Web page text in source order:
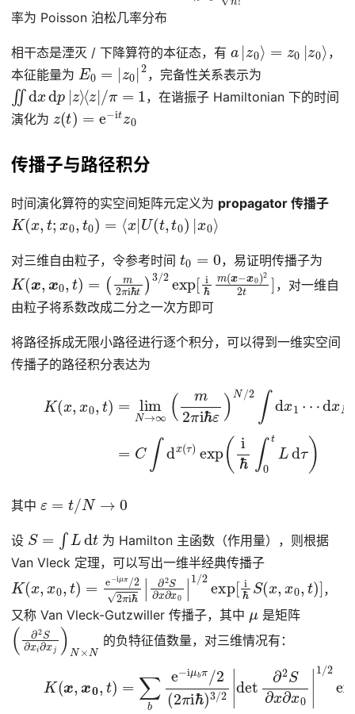
率为 Poisson 泊松几率分布
相干态是湮灭 / 下降算符的本征态，有 |z 0⟩ z ⟩ ，
本征能量为 E0 = z0 |2 ，完备性关系表示为
∬dxdp z ⟩ ⟨z| / = 1
，在谐振子 Hamiltonian 下的时间
演化为 z(t) =e − tz
传播子与路径积分
时间演化算符的实空间矩阵元定义为 propagator 传播子
K(x,t ;x0 , t0) = x U(t,t0 |x0⟩
对三维自由粒子，令参考时间 t ，易证明传播子为
K(x =
(m2 3 exp[ ℏm(x 0 )2 2t]
，对一维自
由粒子将系数改成二分之一次方即可
将路径拆成无限小路径进行逐个积分，可以得到一维实空间
传播子的路径积分表达为
(x,x0 ,t)=lim N→∞ m2πiℏε) 2∫d ⋯
−1exp{iϵ ℏ∑ =0N− 1[ m(xj+ 1− )2 2− )]
其中 N→
设 S= d t
为 Hamilton 主函数（作用量），则根据
Van Vleck 定理，可以写出一维半经典传播子
K(x )= iμπ/2 2 πiℏ|
∂2S x0 2exp [i ℏS(x ,x0,
，
又称 Van Vleck-Gutzwiller 传播子，其中
是矩阵
(∂ 2S∂ xi N× N
的负特征值数量，对三维情况有：
(x,x ∑b −iμb π/2(2πiℏ 3 2 det∂ S∂x